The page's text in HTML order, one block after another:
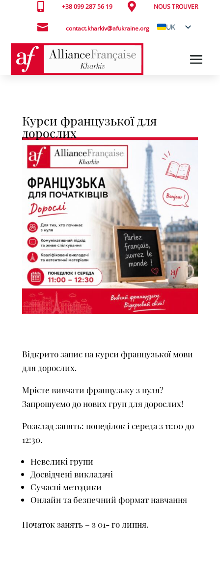
 +38 099 287 56 19  NOUS TROUVER
 contact.kharkiv@afukraine.org
UK
Курси французької для
дорослих
Відкрито запис на курси французької мови
для дорослих.
Мрієте вивчати французьку з нуля?
Запрошуємо до нових груп для дорослих!
Розклад занять: понеділок і середа з 11:00 до
12:30.
Невеликі групи
Досвідчені викладачі
Сучасні методики
Онлайн та безпечний формат навчання
Початок занять – з 01- го липня.